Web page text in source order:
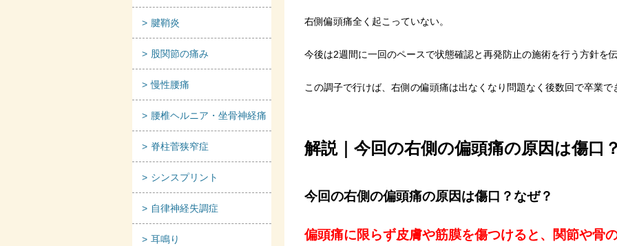
右側偏頭痛全く起こっていない。
今後は2週間に一回のペースで状態確認と再発防止の施術を行う方針を伝
この調子で行けば、右側の偏頭痛は出なくなり問題なく後数回で卒業で
解説｜ 今回の右側の偏頭痛の原因は傷口
今回の右側の偏頭痛の原因は傷口？なぜ？
偏頭痛に限らず皮膚や筋膜を傷つけると、関節や骨
腱鞘炎
股関節の痛み
慢性腰痛
腰椎ヘルニア・坐骨神経痛
脊柱菅狭窄症
シンスプリント
自律神経失調症
耳鳴り